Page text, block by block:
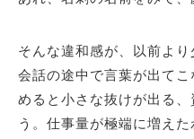
そんな違和感が、以前より
会話の途中で言葉が出て
めると小さな抜けが出る
う。仕事量が極端に増え